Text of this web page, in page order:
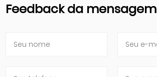
Feedback da mensagem